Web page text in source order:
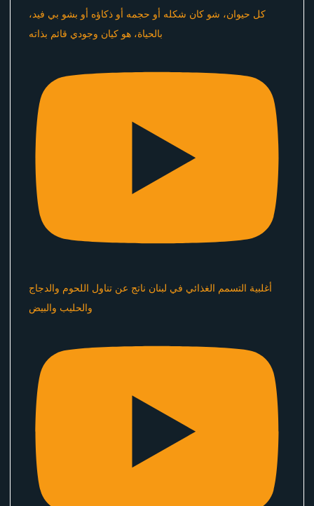
كل حيوان، شو كان شكله أو حجمه أو ذكاؤه أو بشو بي فيد،
بالحياة، هو كيان وجودي قائم بذاته
أغلبية التسمم الغذائي في لبنان ناتج عن تناول اللحوم والدجاج
والحليب والبيض